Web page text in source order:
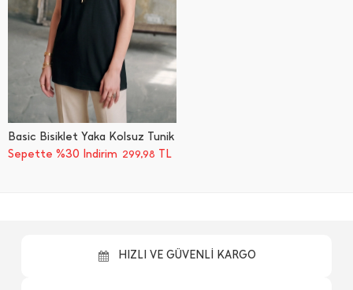
Basic Bisiklet Yaka Kolsuz Tunik
Sepette %30 İndirim 299,98 TL
HIZLI VE GÜVENLİ KARGO